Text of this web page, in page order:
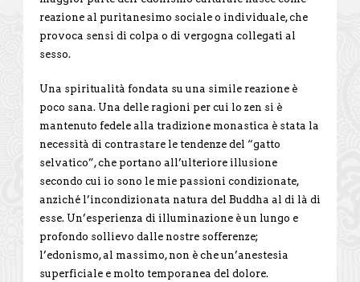
reazione al puritanesimo sociale o individuale, che
provoca sensi di colpa o di vergogna collegati al
sesso.
Una spiritualità fondata su una simile reazione è
poco sana. Una delle ragioni per cui lo zen si è
mantenuto fedele alla tradizione monastica è stata la
necessità di contrastare le tendenze del “gatto
selvatico”, che portano all’ulteriore illusione
secondo cui io sono le mie passioni condizionate,
anziché l’incondizionata natura del Buddha al di là di
esse. Un’esperienza di illuminazione è un lungo e
profondo sollievo dalle nostre sofferenze;
l’edonismo, al massimo, non è che un’anestesia
superficiale e molto temporanea del dolore.